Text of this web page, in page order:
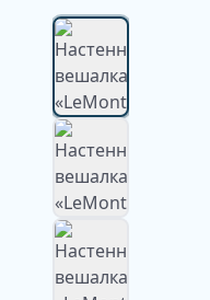
Изображение
недоступно
Изображение
недоступно